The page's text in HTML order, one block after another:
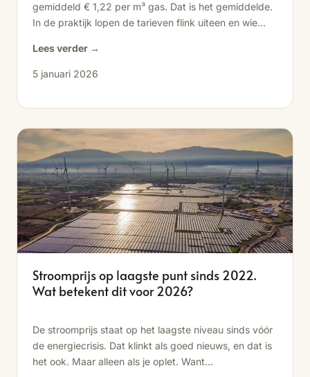
gemiddeld € 1,22 per m³ gas. Dat is het gemiddelde.
In de praktijk lopen de tarieven flink uiteen en wie...
Lees verder →
5 januari 2026
Stroomprijs op laagste punt sinds 2022.
Wat betekent dit voor 2026?
De stroomprijs staat op het laagste niveau sinds vóór
de energiecrisis. Dat klinkt als goed nieuws, en dat is
het ook. Maar alleen als je oplet. Want...